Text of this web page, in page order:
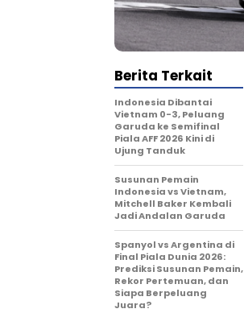
Berita Terkait
Indonesia Dibantai
Vietnam 0-3, Peluang
Garuda ke Semifinal
Piala AFF 2026 Kini di
Ujung Tanduk
Susunan Pemain
Indonesia vs Vietnam,
Mitchell Baker Kembali
Jadi Andalan Garuda
Spanyol vs Argentina di
Final Piala Dunia 2026:
Prediksi Susunan Pemain,
Rekor Pertemuan, dan
Siapa Berpeluang
Juara?